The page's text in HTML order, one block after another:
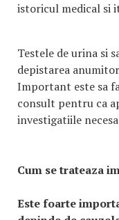
istoricul medical si
Testele de urina si
depistarea
Important este sa
consult pentru ca
investigatiile
Cum se trateaza
Este foarte